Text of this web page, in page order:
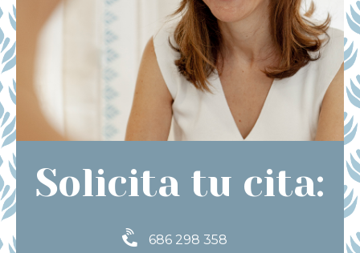
Solicita tu cita:
686 298 358